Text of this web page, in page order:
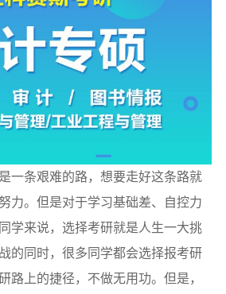
一条艰难的路，想要走好这条路就
力。但是对于学习基础差、自控力
学来说，选择考研就是人生一大挑
的同时，很多同学都会选择报考研
路上的捷径，不做无用功。但是，